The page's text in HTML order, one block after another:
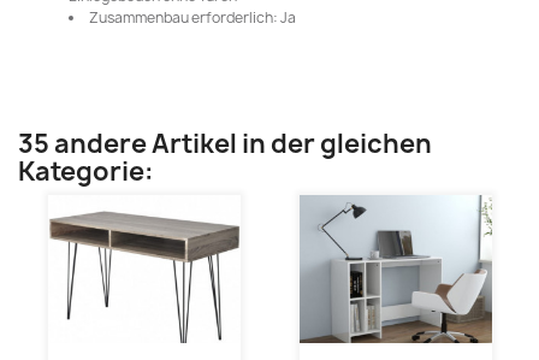
Zusammenbau erforderlich: Ja
35 andere Artikel in der gleichen
Kategorie: